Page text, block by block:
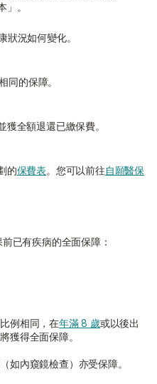
。
狀況如何變化。
同的保障。
全額退還已繳保費。
的保費表。您可以前往自願醫保
已有疾病的全面保障：
例相同，在年滿 8 歲或以後出
獲得全面保障。
如內窺鏡檢查）亦受保障。